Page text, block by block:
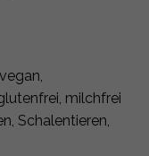
vegan,
milchfrei
Schalentieren,